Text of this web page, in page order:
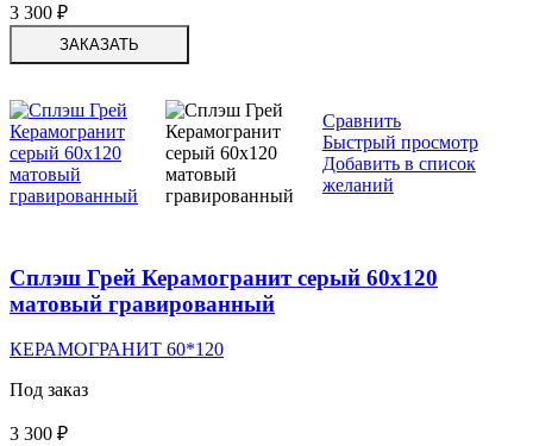
3 300 ₽
ЗАКАЗАТЬ
Сравнить
Быстрый просмотр
Добавить в список
желаний
Сплэш Грей Керамогранит серый 60х120
матовый гравированный
КЕРАМОГРАНИТ 60*120
Под заказ
3 300 ₽